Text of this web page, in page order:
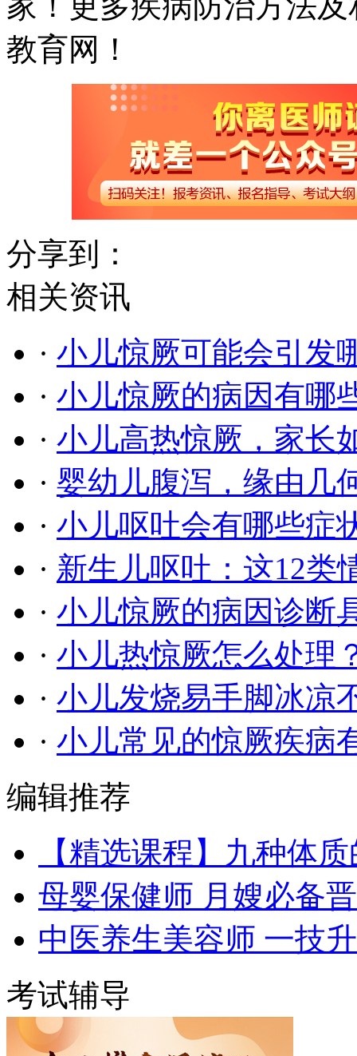
教育网！
分享到：
相关资讯
· 小儿惊厥可能会引发
· 小儿惊厥的病因有哪
· 小儿高热惊厥，家长
· 婴幼儿腹泻，缘由几
· 小儿呕吐会有哪些症
· 新生儿呕吐：这12类
· 小儿惊厥的病因诊断
· 小儿热惊厥怎么处理
· 小儿发烧易手脚冰凉
· 小儿常见的惊厥疾病
编辑推荐
【精选课程】九种体
母婴保健师 月嫂必备
中医养生美容师 一技
考试辅导